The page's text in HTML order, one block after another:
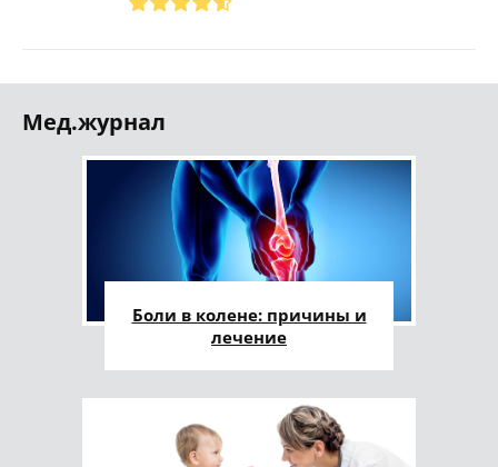
Мед.журнал
Боли в колене: причины и
лечение